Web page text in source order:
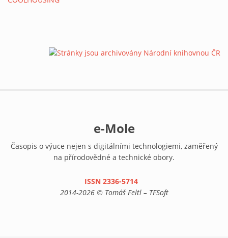
e-Mole
Časopis o výuce nejen s digitálními technologiemi, zaměřený
na přírodovědné a technické obory.
ISSN 2336-5714(link is external)
2014-2026 © Tomáš Feltl – TFSoft